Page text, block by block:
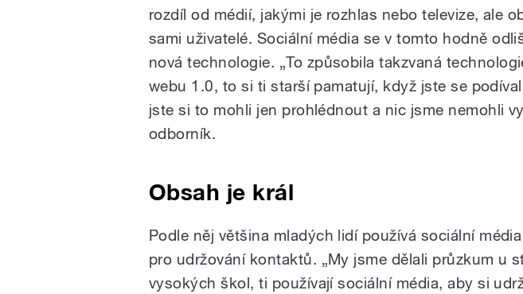
rozdíl od médií, jakými je rozhlas nebo televize, ale
sami uživatelé. Sociální média se v tomto hodně
nová technologie. „To způsobila takzvaná
webu 1.0, to si ti starší pamatují, když jste se
jste si to mohli jen prohlédnout a nic jsme nemohli
odborník.
Obsah je král
Podle něj většina mladých lidí používá sociální
pro udržování kontaktů. „My jsme dělali průzkum u
vysokých škol, ti používají sociální média, aby si